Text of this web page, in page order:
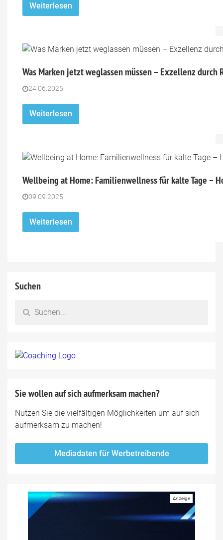
Weiterlesen
Was Marken jetzt weglassen müssen – Exzellenz durch
24.06.2025
Weiterlesen
Wellbeing at Home: Familienwellness für kalte Tage –
09.09.2025
Weiterlesen
Suchen
Sie wollen auf sich aufmerksam machen?
Nutzen Sie die vielfältigen Möglichkeiten um auf sich
aufmerksam zu machen!
Mediadaten für Werbetreibende